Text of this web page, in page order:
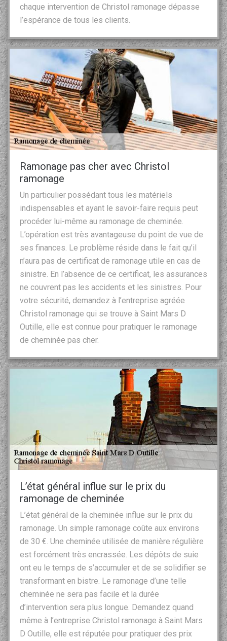
chaque intervention de Christol ramonage dépasse
l’espérance de tous les clients.
Ramonage pas cher avec Christol
ramonage
Un particulier possédant tous les matériels
indispensables et ayant le savoir-faire requis peut
procéder lui-même au ramonage de cheminée.
L’opération est très avantageuse du point de vue de
ses finances. Le problème réside dans le fait qu’il
n’aura pas de certificat de ramonage utile en cas de
sinistre. En l’absence de ce certificat, les assurances
ne couvrent pas les accidents et les sinistres. Pour
votre sécurité, demandez à l’entreprise agréée
Christol ramonage qui se trouve à Saint Mars D
Outille, elle est connue pour pratiquer le ramonage
de cheminée pas cher.
L’état général influe sur le prix du
ramonage de cheminée
L’état général de la cheminée influe sur le prix du
ramonage. Un simple ramonage coûte aux environs
de 30 €. Une cheminée utilisée de manière régulière
est forcément très encrassée. Les dépôts de suie
ont eu le temps de s’accumuler et de se solidifier se
transformant en bistre. Le ramonage d’une telle
cheminée ne sera pas facile et la durée
d’intervention sera plus longue. Demandez quand
même à l’entreprise Christol ramonage à Saint Mars
D Outille, elle est réputée pour pratiquer des prix